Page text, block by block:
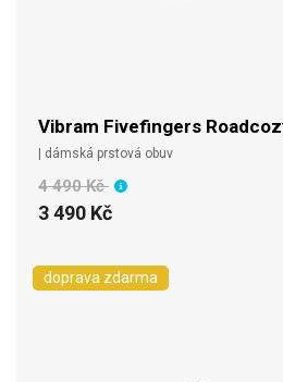
Vibram Fivefingers
| dámská prstová obuv
4 490 Kč
3 490 Kč
doprava zdarma